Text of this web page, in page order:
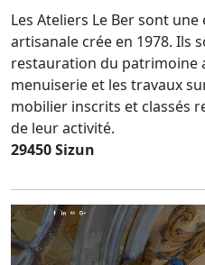
Les Ateliers Le Ber sont
artisanale crée en 1978. Ils
restauration du patrimoine
menuiserie et les travaux
mobilier inscrits et classés
de leur activité.
29450 Sizun